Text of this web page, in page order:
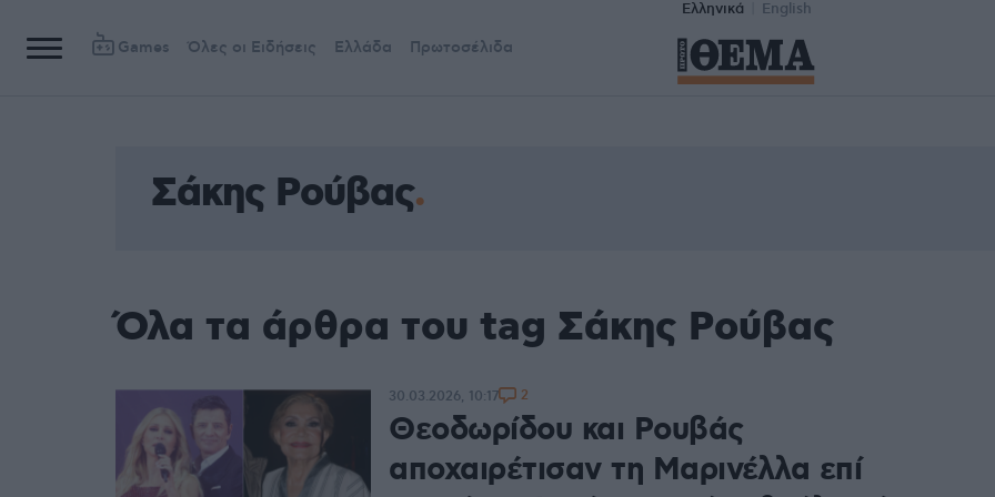
Ελληνικά English
Games Όλες οι Ειδήσεις Ελλάδα Πρωτοσέλιδα
Σάκης Ρούβας
Όλα τα άρθρα του tag Σάκης Ρούβας
Θεοδωρίδου και Ρουβάς
αποχαιρέτισαν τη Μαρινέλλα επί
30.03.2026, 10:17 2